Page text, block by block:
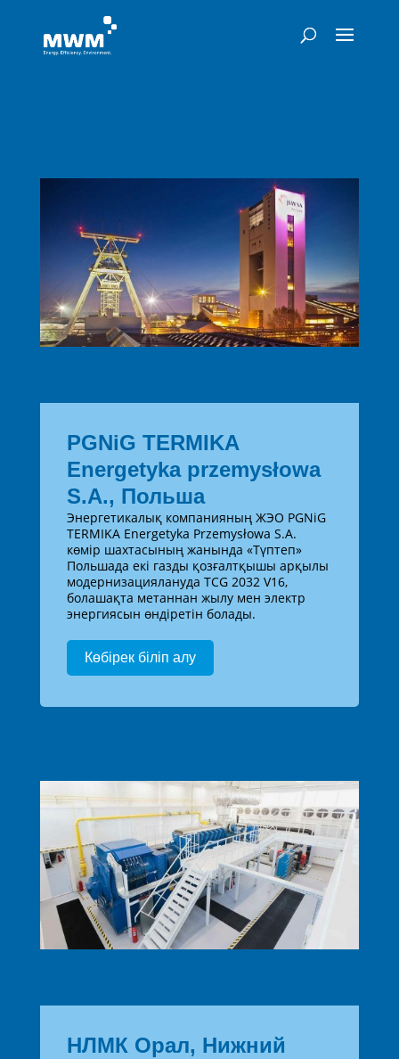
PGNiG TERMIKA
Energetyka przemysłowa
S.A., Польша
Энергетикалық компанияның ЖЭО PGNiG
TERMIKA Energetyka Przemysłowa S.A.
көмір шахтасының жанында «Түптеп»
Польшада екі газды қозғалтқышы арқылы
модернизациялануда TCG 2032 V16,
болашақта метаннан жылу мен электр
энергиясын өндіретін болады.
Көбірек біліп алу
НЛМК Орал, Нижний